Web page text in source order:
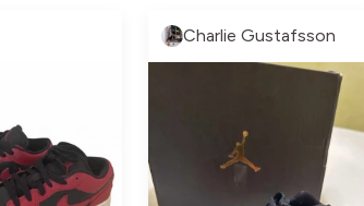
Charlie Gustafsson